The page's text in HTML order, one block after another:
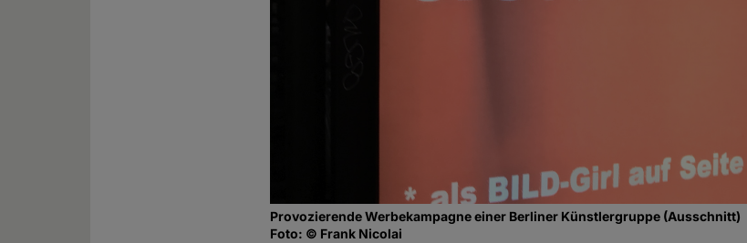
Provozierende Werbekampagne einer Berliner Künstlergruppe (Ausschnitt)
Foto: © Frank Nicolai